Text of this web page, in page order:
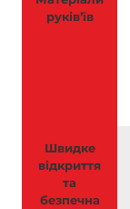
руківʼїв
Швидке
відкриття
та
безпечна